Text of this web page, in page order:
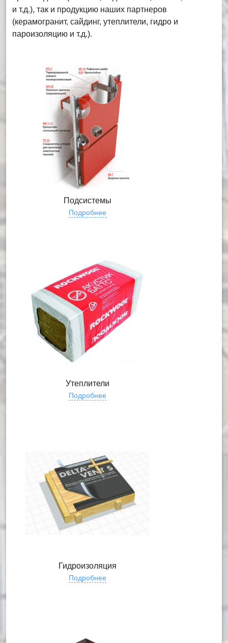
и т.д.), так и продукцию наших партнеров
(керамогранит, сайдинг, утеплители, гидро и
пароизоляцию и т.д.).
Подсистемы
Подробнее
Утеплители
Подробнее
Гидроизоляция
Подробнее